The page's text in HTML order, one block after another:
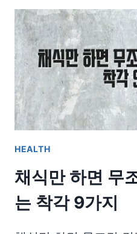
HEALTH
채식만 하면 무
는 착각 9가지